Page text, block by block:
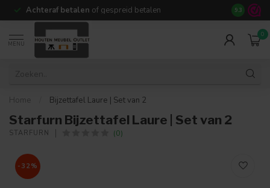
Achteraf betalen of gespreid betalen 14 dagen
9.3
MENU
0
Home Bijzettafel Laure | Set van 2
Starfurn Bijzettafel Laure | Set van 2
STARFURN (0)
-32%